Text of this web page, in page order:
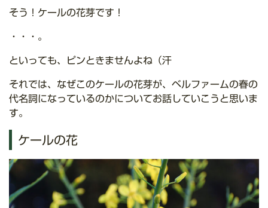
そう！ケールの花芽です！
・・・。
といっても、ピンときませんよね（汗
それでは、なぜこのケールの花芽が、ベルファームの春の
代名詞になっているのかについてお話していこうと思いま
す。
ケールの花